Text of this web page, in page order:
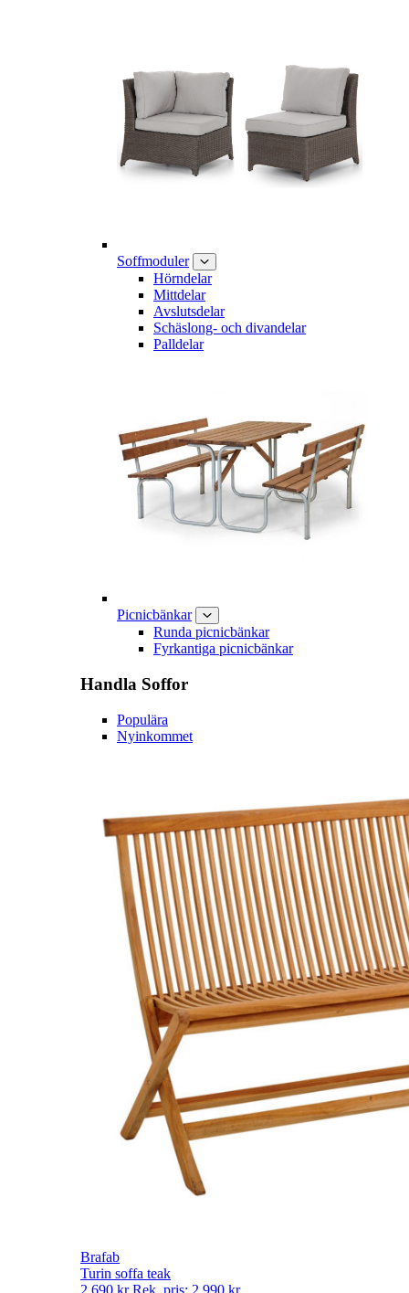
Soffmoduler
Hörndelar
Mittdelar
Avslutsdelar
Schäslong- och divandelar
Palldelar
Picnicbänkar
Runda picnicbänkar
Fyrkantiga picnicbänkar
Handla Soffor
Populära
Nyinkommet
Brafab
Turin soffa teak
2 690 kr Rek. pris: 2 990 kr